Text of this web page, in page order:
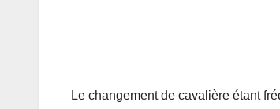
Le changement de cavalière étant